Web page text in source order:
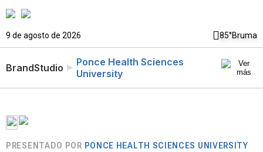
9 de agosto de 2026 85°Bruma
BrandStudio
Ponce Health Sciences
University
PRESENTADO POR PONCE HEALTH SCIENCES UNIVERSITY